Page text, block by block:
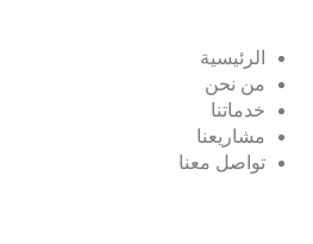
الرئيسية
من نحن
خدماتنا
مشاريعنا
تواصل معنا